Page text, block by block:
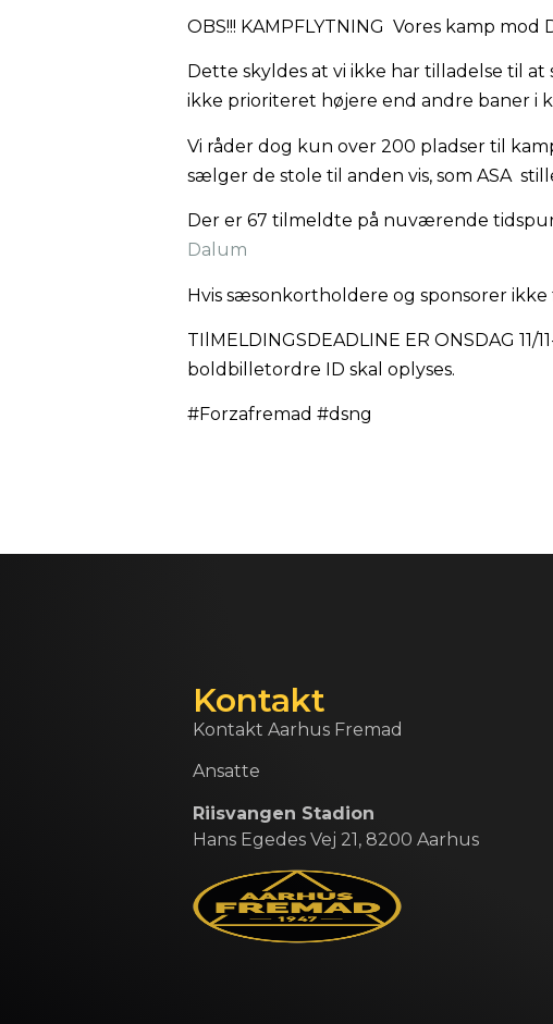
OBS!!! KAMPFLYTNING Vores kamp
Dette skyldes at vi ikke har tilladelse til
ikke prioriteret højere end andre baner i
Vi råder dog kun over 200 pladser til
sælger de stole til anden vis, som ASA
Der er 67 tilmeldte på nuværende
Dalum
Hvis sæsonkortholdere og sponsorer
TIlMELDINGSDEADLINE ER ONSDAG
boldbilletordre ID skal oplyses.
#Forzafremad #dsng
Kontakt
Kontakt Aarhus Fremad
Ansatte
Riisvangen Stadion
Hans Egedes Vej 21, 8200 Aarhus